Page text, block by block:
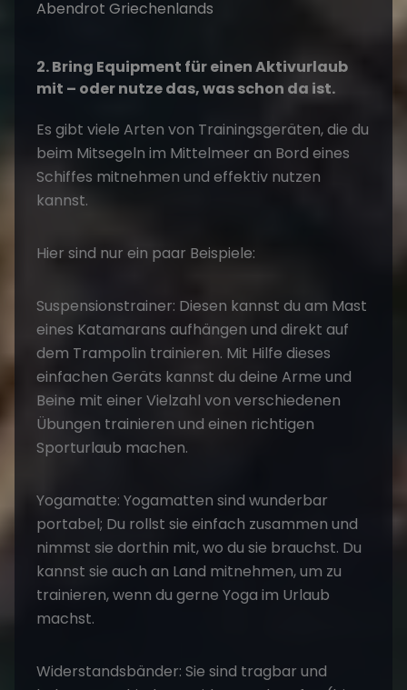
2. Bring Equipment für einen Aktivurlaub
mit – oder nutze das, was schon da ist.
Es gibt viele Arten von Trainingsgeräten, die du
beim Mitsegeln im Mittelmeer an Bord eines
Schiffes mitnehmen und effektiv nutzen
kannst.
Hier sind nur ein paar Beispiele:
Suspensionstrainer: Diesen kannst du am Mast
eines Katamarans aufhängen und direkt auf
dem Trampolin trainieren. Mit Hilfe dieses
einfachen Geräts kannst du deine Arme und
Beine mit einer Vielzahl von verschiedenen
Übungen trainieren und einen richtigen
Sporturlaub machen.
Yogamatte: Yogamatten sind wunderbar
portabel; Du rollst sie einfach zusammen und
nimmst sie dorthin mit, wo du sie brauchst. Du
kannst sie auch an Land mitnehmen, um zu
trainieren, wenn du gerne Yoga im Urlaub
machst.
Widerstandsbänder: Sie sind tragbar und